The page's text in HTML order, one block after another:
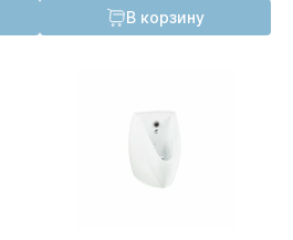
В корзину